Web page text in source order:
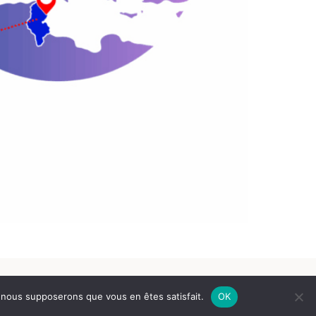
supposerons que vous en êtes satisfait. OK